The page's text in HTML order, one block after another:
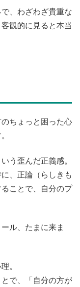
、わざわざ貴重な
観的に見ると本当
ちょっと困った心
う歪んだ正義感。
、正論（らしきも
ことで、自分のプ
ル、たまに来ま
。
で、「自分の方が